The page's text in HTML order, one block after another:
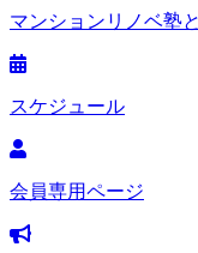
マンションリノベ塾
スケジュール
会員専用ページ